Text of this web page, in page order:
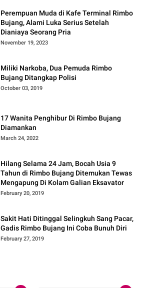
Perempuan Muda di Kafe Terminal Rimbo
Bujang, Alami Luka Serius Setelah
Dianiaya Seorang Pria
November 19, 2023
Miliki Narkoba, Dua Pemuda Rimbo
Bujang Ditangkap Polisi
October 03, 2019
17 Wanita Penghibur Di Rimbo Bujang
Diamankan
March 24, 2022
Hilang Selama 24 Jam, Bocah Usia 9
Tahun di Rimbo Bujang Ditemukan Tewas
Mengapung Di Kolam Galian Eksavator
February 20, 2019
Sakit Hati Ditinggal Selingkuh Sang Pacar,
Gadis Rimbo Bujang Ini Coba Bunuh Diri
February 27, 2019